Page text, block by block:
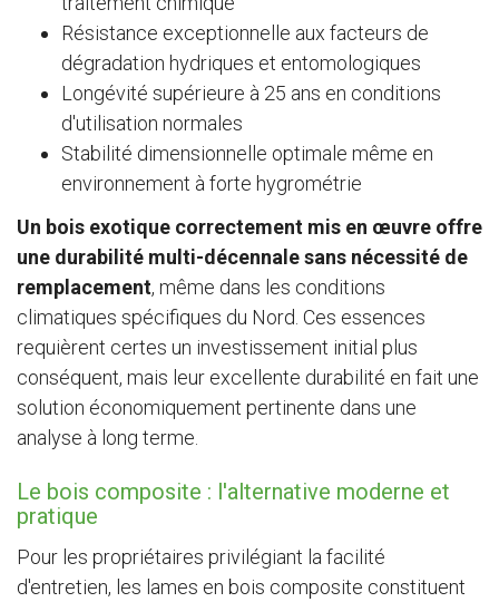
Résistance exceptionnelle aux facteurs de
dégradation hydriques et entomologiques
Longévité supérieure à 25 ans en conditions
d'utilisation normales
Stabilité dimensionnelle optimale même en
environnement à forte hygrométrie
Un bois exotique correctement mis en œuvre offre
une durabilité multi-décennale sans nécessité de
remplacement, même dans les conditions
climatiques spécifiques du Nord. Ces essences
requièrent certes un investissement initial plus
conséquent, mais leur excellente durabilité en fait une
solution économiquement pertinente dans une
analyse à long terme.
Le bois composite : l'alternative moderne et
pratique
Pour les propriétaires privilégiant la facilité
d'entretien, les lames en bois composite constituent